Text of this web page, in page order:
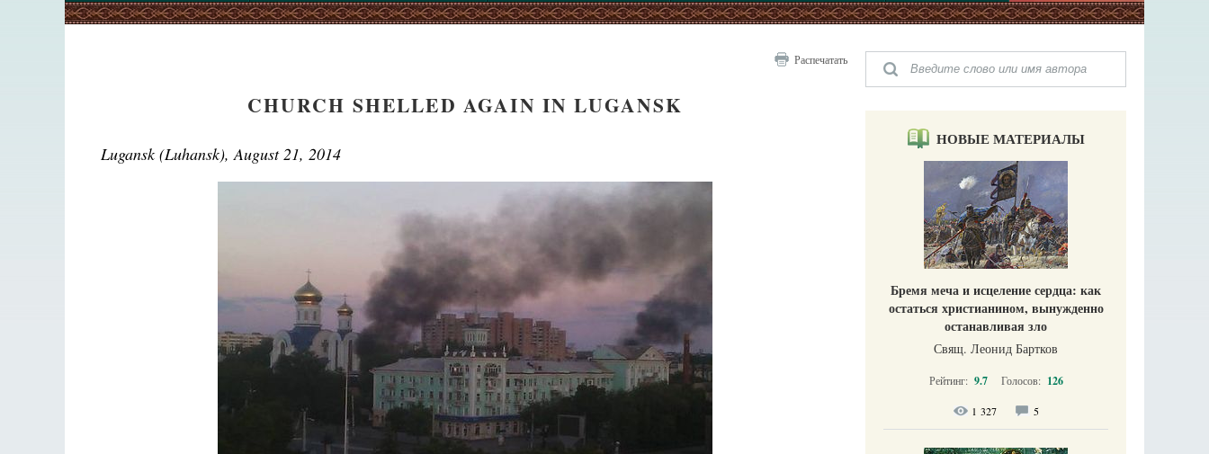
Распечатать
CHURCH SHELLED AGAIN IN LUGANSK
Lugansk (Luhansk), August 21, 2014
НОВЫЕ МАТЕРИАЛЫ
Бремя меча и исцеление сердца: как
остаться христианином, вынужденно
останавливая зло
Свящ. Леонид Бартков
Рейтинг: 9.7 Голосов: 126
1 327 5